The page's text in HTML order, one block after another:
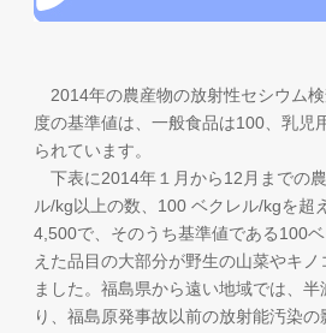
2014年の農産物の放射性セシウム
度の基準値は、一般食品は100、乳
られています。
下表に2014年１月から12月までの
ル/kg以上の数、100 ベクレル/kgを超
4,500で、そのうち基準値である100
えた品目の大部分が野生の山菜やキ
ました。福島県から遠い地域では、
り、福島原発事故以前の放射能汚染